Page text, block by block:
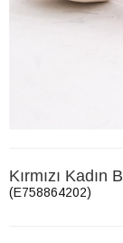
Kırmızı Kadın
(E758864202)